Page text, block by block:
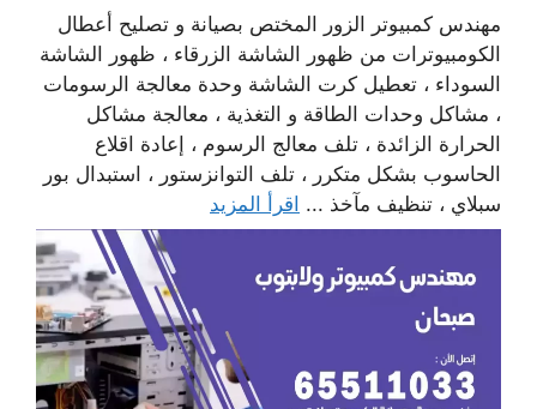
مهندس كمبيوتر الزور المختص بصيانة و تصليح أعطال
الكومبيوترات من ظهور الشاشة الزرقاء ، ظهور الشاشة
السوداء ، تعطيل كرت الشاشة وحدة معالجة الرسومات
، مشاكل وحدات الطاقة و التغذية ، معالجة مشاكل
الحرارة الزائدة ، تلف معالج الرسوم ، إعادة اقلاع
الحاسوب بشكل متكرر ، تلف التوانزستور ، استبدال بور
سبلاي ، تنظيف مآخذ ... اقرأ المزيد